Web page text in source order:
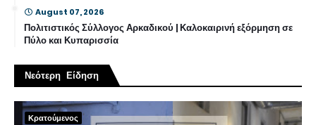
August 07, 2026
Πολιτιστικός Σύλλογος Αρκαδικού | Καλοκαιρινή εξόρμηση σε
Πύλο και Κυπαρισσία
Νεότερη Είδηση
Κρατούμενος